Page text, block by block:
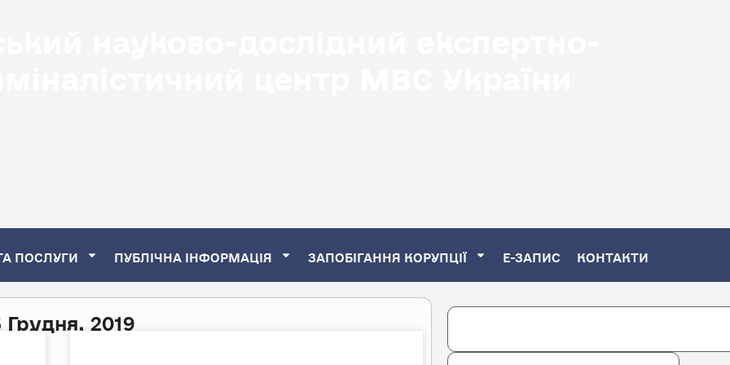
науково-дослідний експертно-
ПОСЛУГИ ПУБЛІЧНА ІНФОРМАЦІЯ ЗАПОБІГАННЯ КОРУПЦІЇ Е-ЗАПИС КОНТАКТИ
Грудня, 2019 Search